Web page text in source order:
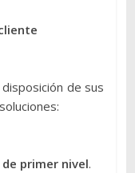
de sus
primer nivel.